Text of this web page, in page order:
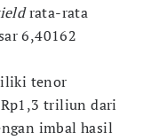
rata-rata
6,40162
tenor
triliun dari
imbal hasil